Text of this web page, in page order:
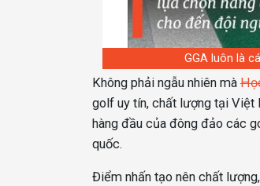
GGA luôn là
Không phải ngẫu nhiên mà
golf uy tín, chất lượng tại Việt
hàng đầu của đông đảo các
quốc.
Điểm nhấn tạo nên chất